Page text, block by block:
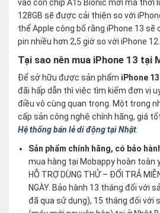
vào con chip A15 Bionic mới mà thời
128GB sẽ được cải thiện so với
thể Apple công bố rằng iPhone 13
pin nhiều hơn 2,5 giờ so với iPhone 12.
Tại sao nên mua iPhone 13 tại
Để sở hữu được sản phẩm iPhone 13
đãi hấp dẫn thì việc tìm kiếm đơn vị
điều vô cùng quan trọng. Một trong
cấp sản công nghệ chính hãng, giá
Hệ thống bán lẻ di động tại Nhật:
Sản phẩm chính hãng, có bảo
mua hàng tại Mobappy hoàn toàn
HỖ TRỢ DÙNG THỬ – ĐỔI TRẢ
NGÀY. Bảo hành 13 tháng đối với
đã qua sử dụng), 15 tháng đối với